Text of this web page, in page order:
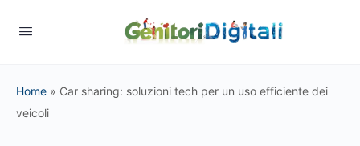
Home » Car sharing: soluzioni tech per un uso efficiente dei
veicoli